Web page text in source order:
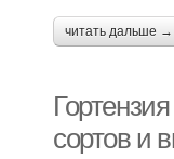
читать дальше →
сортов и